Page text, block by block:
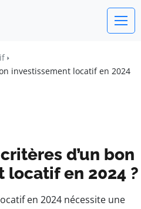
investissement locatif en 2024
d’un bon
locatif en 2024 ?
en 2024 nécessite une